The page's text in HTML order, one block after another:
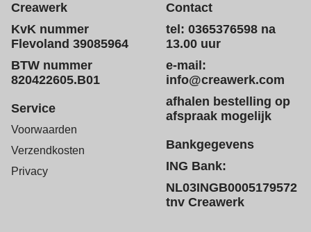
Creawerk
KvK nummer
Flevoland 39085964
BTW nummer
820422605.B01
Contact
tel: 0365376598 na
13.00 uur
e-mail:
info@creawerk.com
afhalen bestelling op
afspraak mogelijk
Service
Voorwaarden
Verzendkosten
Privacy
Bankgegevens
ING Bank:
NL03INGB0005179572
tnv Creawerk